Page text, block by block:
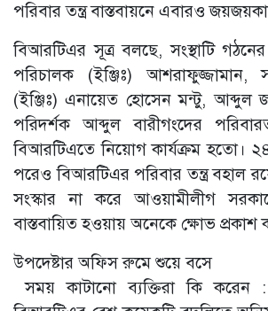
পরিবার তন্ত্র বাস্তবায়নে এবারও
বিআরটিএর সূত্র বলছে, সংস্থাটি
পরিচালক (ইঞ্জিঃ) আশরাফুজ্জামান,
(ইঞ্জিঃ) এনায়েত হোসেন মন্টু, আব্দুল
পরিদর্শক আব্দুল বারীগংদের
বিআরটিএতে নিয়োগ কার্যক্রম হতো।
পরেও বিআরটিএর পরিবার তন্ত্র বহাল
সংস্কার না করে আওয়ামীলীগ
বাস্তবায়িত হওয়ায় অনেকে ক্ষোভ প্রকাশ
উপদেষ্টার অফিস রুমে শুয়ে বসে
সময় কাটানো ব্যক্তিরা কি করেন :